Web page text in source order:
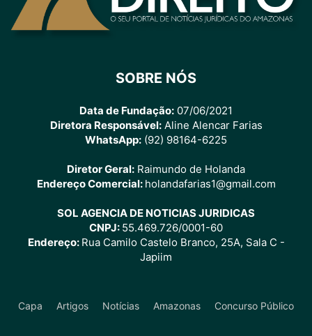
SOBRE NÓS
Data de Fundação: 07/06/2021
Diretora Responsável:Aline Alencar Farias
WhatsApp: (92) 98164-6225
Diretor Geral: Raimundo de Holanda
Endereço Comercial: holandafarias1@gmail.com
SOL AGENCIA DE NOTICIAS JURIDICAS
CNPJ: 55.469.726/0001-60
Endereço: Rua Camilo Castelo Branco, 25A, Sala C -
Japiim
Capa Artigos Notícias Amazonas Concurso Público